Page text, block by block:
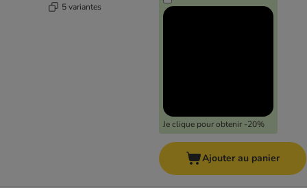
5 variantes
Je clique pour obtenir -20%
Ajouter au panier